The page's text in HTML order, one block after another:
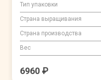
Тип упаковки
Страна выращивания
Страна производства
Вес
6960 ₽